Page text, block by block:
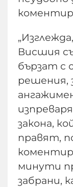
Висшия
бързат с
решения,
закона,
правят,
минути
забрани,